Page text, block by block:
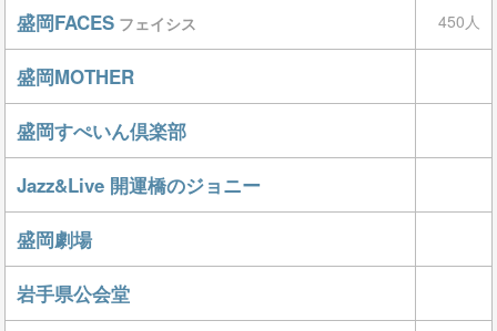
盛岡FACES フェイシス 450人
盛岡MOTHER
盛岡すぺいん倶楽部
Jazz&Live 開運橋のジョニー
盛岡劇場
岩手県公会堂